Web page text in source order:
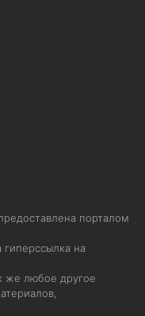
порталом
гиперссылка на
же любое другое